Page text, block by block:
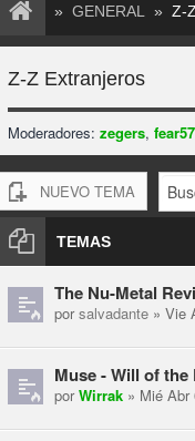
» GENERAL » Z-
Z-Z Extranjeros
Moderadores:zegers,fear57
NUEVO TEMA
TEMAS
The Nu-Metal
porsalvadante » Vie
Muse - Will of the
porWirrak » Mié Abr